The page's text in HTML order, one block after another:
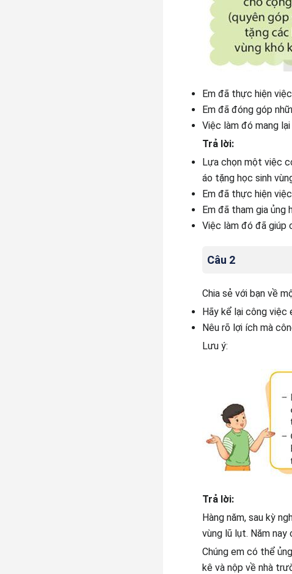
Em đã thực hiện
Em đã đóng góp
Việc làm đó mang
Trả lời:
Lựa chọn một việc
áo tặng học sinh
Em đã thực hiện
Em đã tham gia ủng
Việc làm đó đã giúp
Câu 2
Chia sẻ với bạn về
Hãy kể lại công việc
Nêu rõ lợi ích mà
Lưu ý:
Trả lời:
Hàng năm, sau kỳ
vùng lũ lụt. Năm nay
Chúng em có thể
kê và nộp về nhà